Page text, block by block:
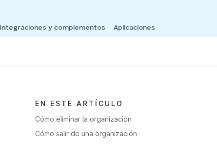
Integraciones y complementos Aplicaciones
EN ESTE ARTÍCULO
Cómo eliminar la organización
Cómo salir de una organización